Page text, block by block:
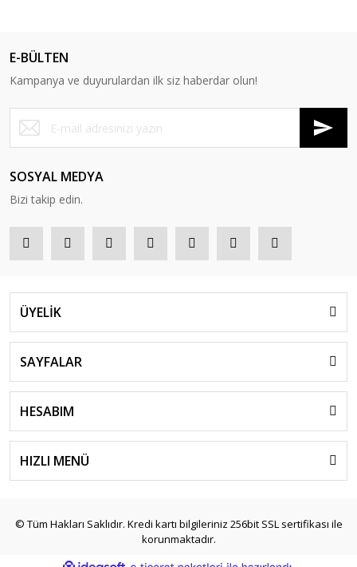
E-BÜLTEN
Kampanya ve duyurulardan ilk siz haberdar olun!
SOSYAL MEDYA
Bizi takip edin.
ÜYELİK
SAYFALAR
HESABIM
HIZLI MENÜ
© Tüm Hakları Saklıdır. Kredi kartı bilgileriniz 256bit SSL sertifikası ile
korunmaktadır.